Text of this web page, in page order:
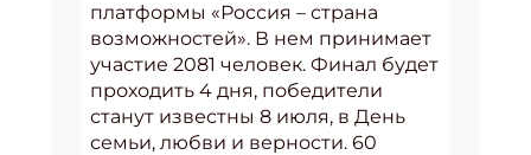
платформы «Россия – страна
возможностей». В нем принимает
участие 2081 человек. Финал будет
проходить 4 дня, победители
станут известны 8 июля, в День
семьи, любви и верности. 60